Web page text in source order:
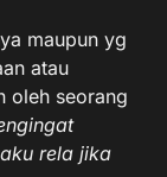
maupun yg
atau
oleh seorang
rela jika